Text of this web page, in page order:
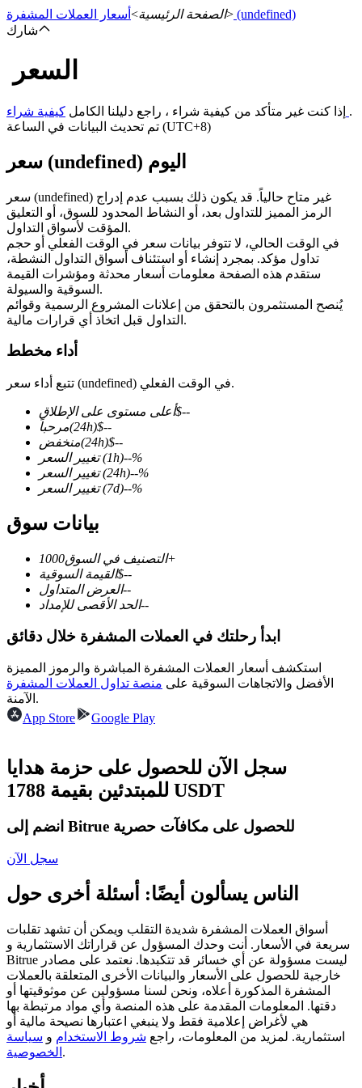
العقود الآجلة
العقود الآجلة USDT
العقود الآجلة باستخدام USDT كضمان
العقود الآجلة لـ COIN-M
العقود الآجلة للعملات المشفرة
TradFi
مشتقات الأسهم والعملات الأجنبية والمعادن الثمينة والسلع
العقود الآجلة USDC
العقود الآجلة باستخدام USDC كضمان
نسخ التداول
انضم إلى أفضل المتداولين
الصفحة الرئيسية> أسعار العملات المشفرة > (undefined)
شارك
السعر
إذا كنت غير متأكد من كيفية شراء ، راجع دليلنا الكامل .
تم تحديث البيانات في الساعة (UTC+8)
سعر (undefined) اليوم
سعر (undefined) غير متاح حالياً. قد يكون ذلك بسبب عدم إدراج
الرمز المميز للتداول بعد، أو النشاط المحدود للسوق، أو التعليق
المؤقت لأسواق التداول.
في الوقت الحالي، لا تتوفر بيانات سعر في الوقت الفعلي أو حجم
تداول مؤكد. بمجرد إنشاء أو استئناف أسواق التداول النشطة،
ستقدم هذه الصفحة معلومات أسعار محدثة ومؤشرات القيمة
السوقية والسيولة.
يُنصح المستثمرون بالتحقق من إعلانات المشروع الرسمية وقوائم
التداول قبل اتخاذ أي قرارات مالية.
أداء مخطط
تتبع أداء سعر (undefined) في الوقت الفعلي.
أعلى مستوى على الإطلاق$--
مرحباً
(24h)$--
منخفض
(24h)$--
تغيير السعر
(1h)--%
تغيير السعر
(24h)--%
تغيير السعر
(7d)--%
بيانات سوق
التصنيف في السوق1000+
القيمة السوقية$--
العرض المتداول--
الحد الأقصى للإمداد--
ابدأ رحلتك في العملات المشفرة خلال دقائق
استكشف أسعار العملات المشفرة المباشرة والرموز المميزة
الأفضل والاتجاهات السوقية على منصة تداول العملات المشفرة
الآمنة.
App Store
Google Play
سجل الآن للحصول على حزمة هدايا
للمبتدئين بقيمة 1788 USDT
انضم إلى Bitrue للحصول على مكافآت حصرية
سجل الآن
الناس يسألون أيضًا: أسئلة أخرى حول
أسواق العملات المشفرة شديدة التقلب ويمكن أن تشهد تقلبات
سريعة في الأسعار. أنت وحدك المسؤول عن قراراتك الاستثمارية و
Bitrue ليست مسؤولة عن أي خسائر قد تتكبدها. نعتمد على مصادر
خارجية للحصول على الأسعار والبيانات الأخرى المتعلقة بالعملات
المشفرة المذكورة أعلاه، ونحن لسنا مسؤولين عن موثوقيتها أو
دقتها. المعلومات المقدمة على هذه المنصة وأي مواد مرتبطة بها
هي لأغراض إعلامية فقط ولا ينبغي اعتبارها نصيحة مالية أو
استثمارية. لمزيد من المعلومات، راجع شروط الاستخدام و سياسة
الخصوصية .